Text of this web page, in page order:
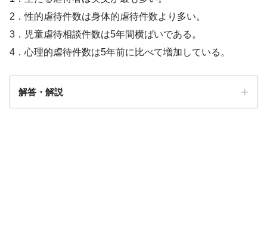
2．性的虐待件数は身体的虐待件数より多い。
3．児童虐待相談件数は5年間横ばいである。
4．心理的虐待件数は5年前に比べて増加している。
解答・解説